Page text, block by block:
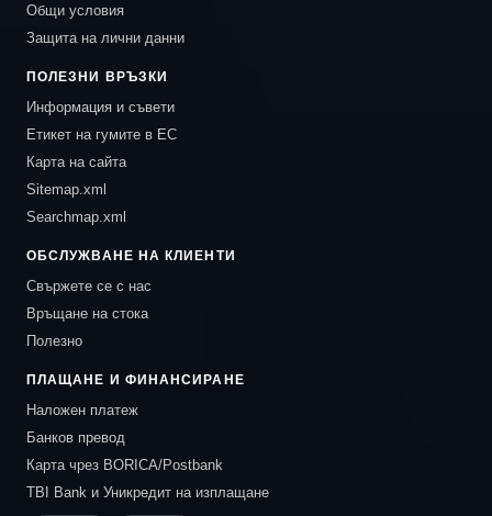
Общи условия
Защита на лични данни
ПОЛЕЗНИ ВРЪЗКИ
Информация и съвети
Етикет на гумите в ЕС
Карта на сайта
Sitemap.xml
Searchmap.xml
ОБСЛУЖВАНЕ НА КЛИЕНТИ
Свържете се с нас
Връщане на стока
Полезно
ПЛАЩАНЕ И ФИНАНСИРАНЕ
Наложен платеж
Банков превод
Карта чрез BORICA/Postbank
TBI Bank и Уникредит на изплащане